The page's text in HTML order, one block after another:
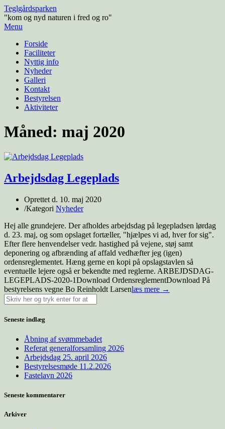
Teglgårdsparken
"kom og nyd naturen i fred og ro"
Menu
Forside
Faciliteter
Nyttig info
Nyheder
Galleri
Kontakt
Bestyrelsen
Aktiviteter
Måned: maj 2020
Arbejdsdag Legeplads
Oprettet d. 10. maj 2020
/Kategori Nyheder
Hej alle grundejere. Der afholdes arbejdsdag på legepladsen lørdag
d. 23. maj, og som opslaget fortæller, "hjælpes vi ad, hver for sig".
Efter flere henvendelser vedr. hastighed på vejene, støj samt
deponering og afbrænding af affald vedhæfter jeg (igen)
ordensreglementet. Hæng gerne en kopi på opslagstavlen så
eventuelle lejere også er bekendte med reglerne. ARBEJDSDAG-
LEGEPLADS-2020-1Download OrdensreglementDownload På
bestyrelsens vegne Bo Reinholdt Larsenlæs mere →
Seneste indlæg
Åbning af svømmebadet
Referat generalforsamling 2026
Arbejdsdag 25. april 2026
Bestyrelsesmøde 11.2.2026
Fastelavn 2026
Seneste kommentarer
Arkiver